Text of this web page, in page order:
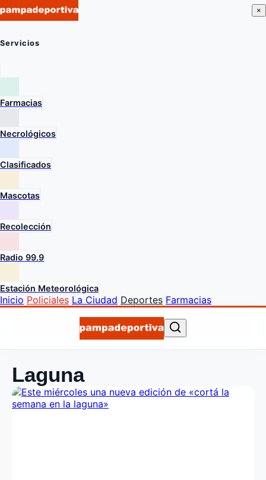
×
Servicios
Farmacias
Necrológicos
Clasificados
Mascotas
Recolección
Radio 99.9
Estación Meteorológica
Inicio Policiales La Ciudad Deportes Farmacias
Laguna